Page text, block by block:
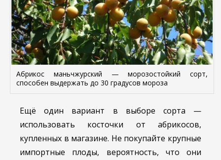
Абрикос маньчжурский — морозостойкий сорт,
способен выдержать до 30 градусов мороза
Ещё один вариант в выборе сорта —
использовать косточки от абрикосов,
купленных в магазине. Не покупайте крупные
импортные плоды, вероятность, что они